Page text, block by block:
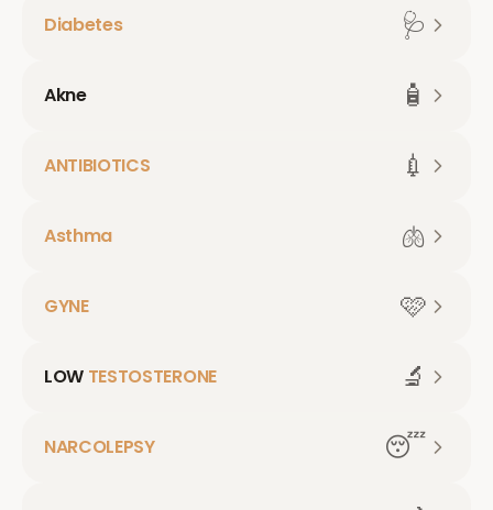
Diabetes 🩺
Akne 🧴
ANTIBIOTICS 💉
Asthma 🫁
GYNE 🩷
LOW TESTOSTERONE 🔬
NARCOLEPSY 😴